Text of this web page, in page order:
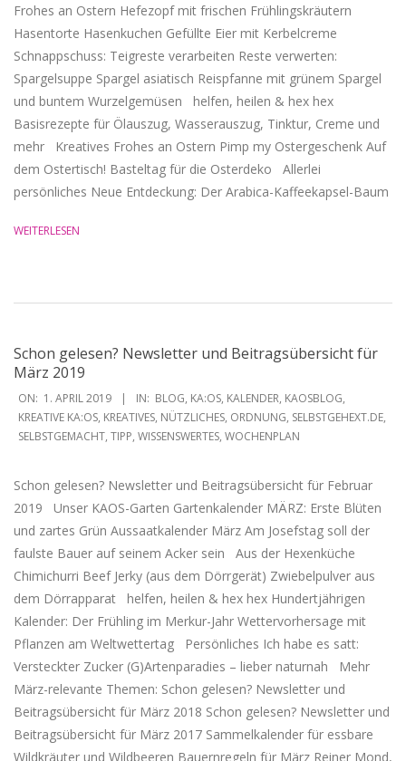
Frohes an Ostern Hefezopf mit frischen Frühlingskräutern
Hasentorte Hasenkuchen Gefüllte Eier mit Kerbelcreme
Schnappschuss: Teigreste verarbeiten Reste verwerten:
Spargelsuppe Spargel asiatisch Reispfanne mit grünem Spargel
und buntem Wurzelgemüsen helfen, heilen & hex hex
Basisrezepte für Ölauszug, Wasserauszug, Tinktur, Creme und
mehr Kreatives Frohes an Ostern Pimp my Ostergeschenk Auf
dem Ostertisch! Basteltag für die Osterdeko Allerlei
persönliches Neue Entdeckung: Der Arabica-Kaffeekapsel-Baum
WEITERLESEN
Schon gelesen? Newsletter und Beitragsübersicht für
März 2019
2019-
04-
01
ON: 1. APRIL 2019 IN: BLOG, KA:OS, KALENDER, KAOSBLOG,
KREATIVE KA:OS, KREATIVES, NÜTZLICHES, ORDNUNG, SELBSTGEHEXT.DE,
SELBSTGEMACHT, TIPP, WISSENSWERTES, WOCHENPLAN
Schon gelesen? Newsletter und Beitragsübersicht für Februar
2019 Unser KAOS-Garten Gartenkalender MÄRZ: Erste Blüten
und zartes Grün Aussaatkalender März Am Josefstag soll der
faulste Bauer auf seinem Acker sein Aus der Hexenküche
Chimichurri Beef Jerky (aus dem Dörrgerät) Zwiebelpulver aus
dem Dörrapparat helfen, heilen & hex hex Hundertjährigen
Kalender: Der Frühling im Merkur-Jahr Wettervorhersage mit
Pflanzen am Weltwettertag Persönliches Ich habe es satt:
Versteckter Zucker (G)Artenparadies – lieber naturnah Mehr
März-relevante Themen: Schon gelesen? Newsletter und
Beitragsübersicht für März 2018 Schon gelesen? Newsletter und
Beitragsübersicht für März 2017 Sammelkalender für essbare
Wildkräuter und Wildbeeren Bauernregeln für März Reiner Mond,